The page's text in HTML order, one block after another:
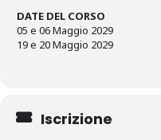
DATE DEL CORSO
05 e 06 Maggio 2029
19 e 20 Maggio 2029
Iscrizione